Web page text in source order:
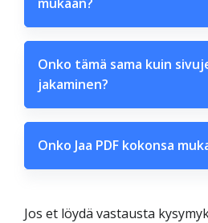
Onko tämä sama kuin
jakaminen?
Onko Jaa PDF kokonsa
Jos et löydä vastausta